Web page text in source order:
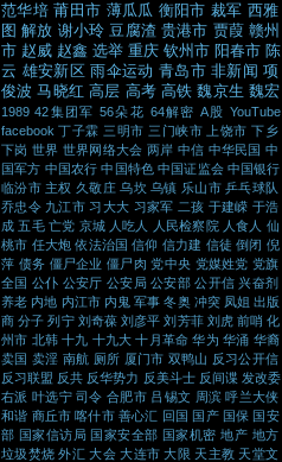
范华培 莆田市 薄瓜瓜 衡阳市 裁军 西雅
图 解放 谢小玲 豆腐渣 贵港市 贾葭 赣州
市 赵威 赵鑫 选举 重庆 钦州市 阳春市 陈
云 雄安新区 雨伞运动 青岛市 非新闻 项
俊波 马晓红 高层 高考 高铁 魏京生 魏宏
1989 42集团军 56朵花 64解密 A股 YouTube
facebook 丁子霖 三明市 三门峡市 上饶市 下乡
下岗 世界 世界网络大会 两岸 中信 中华民国 中
国军方 中国农行 中国特色 中国证监会 中国银行
临汾市 主权 久敬庄 乌坎 乌镇 乐山市 乒乓球队
乔忠令 九江市 习大大 习家军 二孩 于建嵘 于浩
成 五毛 亡党 京城 人吃人 人民检察院 人食人 仙
桃市 任大炮 依法治国 信仰 信力建 信徒 倒闭 倪
萍 债务 僵尸企业 僵尸肉 党中央 党媒姓党 党旗
全国 公仆 公安厅 公安局 公安部 公开信 兴奋剂
养老 内地 内江市 内鬼 军事 冬奥 冲突 凤姐 出版
商 分子 列宁 刘奇葆 刘彦平 刘芳菲 刘虎 前哨 化
州市 北韩 十九 十九大 十月革命 华为 华涌 华裔
卖国 卖淫 南航 厕所 厦门市 双鸭山 反习公开信
反习联盟 反共 反华势力 反美斗士 反间谍 发改委
右派 叶选宁 司令 合肥市 吕锡文 周滨 呼兰大侠
和谐 商丘市 喀什市 善心汇 回国 国产 国保 国安
部 国家信访局 国家安全部 国家机密 地产 地方
垃圾焚烧 外汇 大会 大连市 大限 天主教 天堂文